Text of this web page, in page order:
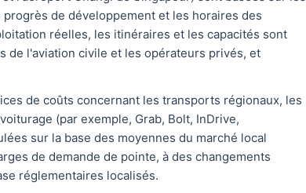
de développement et les horaires des
réelles, les itinéraires et les capacités sont
de l'aviation civile et les opérateurs privés, et
de coûts concernant les transports régionaux, les
(par exemple, Grab, Bolt, InDrive,
sur la base des moyennes du marché local
de demande de pointe, à des changements
réglementaires localisés.